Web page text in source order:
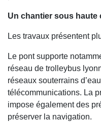
Un chantier sous haute
Les travaux présentent
Le pont supporte
réseau de trolleybus
réseaux souterrains
télécommunications. La
impose également des
préserver la navigation.